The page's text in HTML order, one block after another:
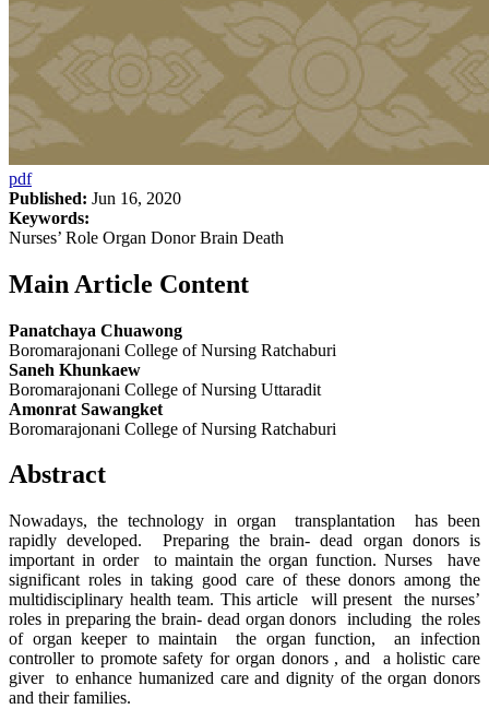
pdf
Published: Jun 16, 2020
Keywords:
Nurses’ Role Organ Donor Brain Death
Main Article Content
Panatchaya Chuawong
Boromarajonani College of Nursing Ratchaburi
Saneh Khunkaew
Boromarajonani College of Nursing Uttaradit
Amonrat Sawangket
Boromarajonani College of Nursing Ratchaburi
Abstract
Nowadays, the technology in organ transplantation has been
rapidly developed. Preparing the brain- dead organ donors is
important in order to maintain the organ function. Nurses have
significant roles in taking good care of these donors among the
multidisciplinary health team. This article will present the nurses’
roles in preparing the brain- dead organ donors including the roles
of organ keeper to maintain the organ function, an infection
controller to promote safety for organ donors , and a holistic care
giver to enhance humanized care and dignity of the organ donors
and their families.